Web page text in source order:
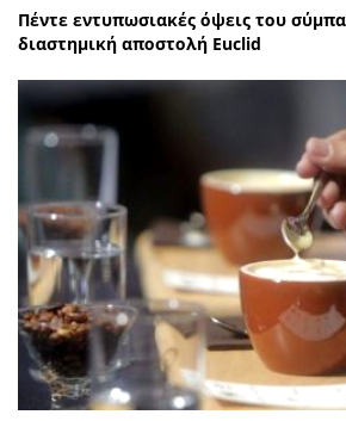
Πέντε εντυπωσιακές όψεις του
διαστημική αποστολή Euclid